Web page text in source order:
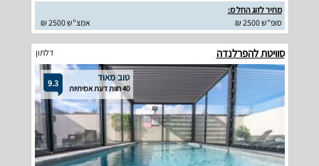
מחיר לזוג החל מ:
סופ"ש 2500 ₪
אמצ"ש 2500 ₪
סוויטת להפרלנדה דלתון
9.3 טוב מאוד
40 חוות דעת אמיתיות